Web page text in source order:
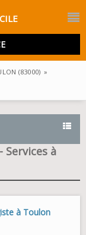
(83000) »
Services à
à Toulon